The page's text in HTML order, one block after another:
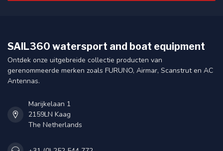
SAIL360 watersport and boat equipment
Ontdek onze uitgebreide collectie producten van
gerenommeerde merken zoals FURUNO, Airmar, Scanstrut en AC
Antennas.
Marijkelaan 1
2159LN Kaag
The Netherlands